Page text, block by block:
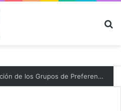
Ya se conoce la composición de los Grupos de Preferente y el calendario